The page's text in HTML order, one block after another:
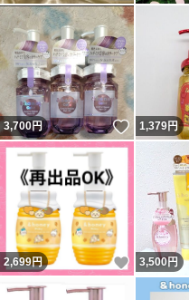
3,700円 いいね！
1,379円
2,699円 いいね！
3,500円